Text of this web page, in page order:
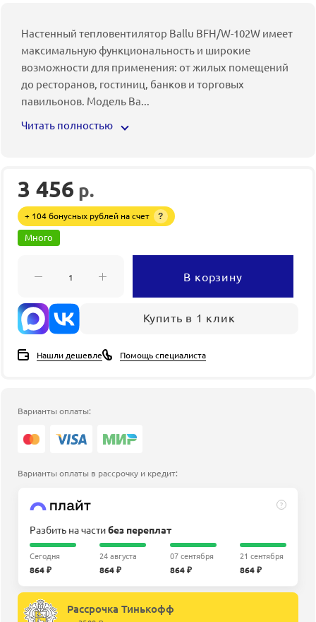
Настенный тепловентилятор Ballu BFH/W-102W имеет
максимальную функциональность и широкие
возможности для применения: от жилых помещений
до ресторанов, гостиниц, банков и торговых
павильонов. Модель Ba...
Читать полностью
3 456 р.
+ 104 бонусных рублей на счет ?
Много
В корзину
Купить в 1 клик
Нашли дешевле Помощь специалиста
Варианты оплаты:
Варианты оплаты в рассрочку и кредит:
?
Разбить на частибез переплат
Сегодня
864 ₽
24 августа
864 ₽
07 сентября
864 ₽
21 сентября
864 ₽
Рассрочка Тинькофф